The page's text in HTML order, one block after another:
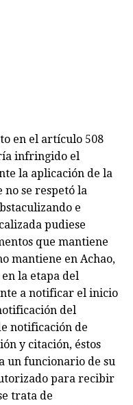
en el artículo 508
infringido el
la aplicación de la
no se respetó la
e
pudiese
que mantiene
mantiene en Achao,
la etapa del
a notificar el inicio
del
notificación de
y citación, éstos
un funcionario de su
para recibir
trata de